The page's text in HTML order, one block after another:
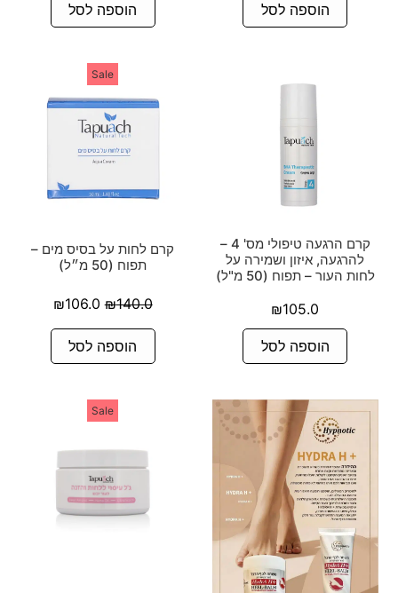
הוספה לסל הוספה לסל
קרם הרגעה טיפולי מס' 4 –
להרגעה, איזון ושמירה על
לחות העור – תפוח (50 מ"ל)
₪105.0
הוספה לסל
Sale
קרם לחות על בסיס מים –
תפוח (50 מ״ל)
₪140.0
₪106.0
הוספה לסל
Sale